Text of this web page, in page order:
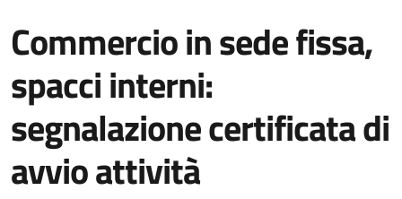
Commercio in sede fissa,
spacci interni:
segnalazione certificata di
avvio attività